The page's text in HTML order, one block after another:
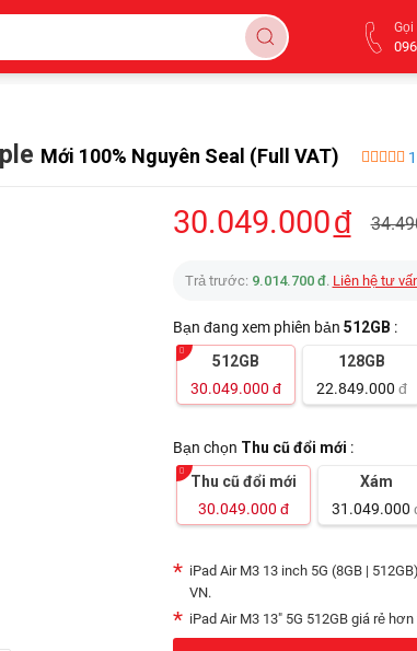
Mới 100% Nguyên Seal (Full VAT)
30.049.000đ
Trả trước: 9.014.700 đ. Liên hệ tư
Bạn đang xem phiên bản 512GB :
512GB
30.049.000 đ
128GB
22.849.000 đ
Bạn chọn Thu cũ đổi mới :
Thu cũ đổi mới
30.049.000 đ
Xám
31.049.000
iPad Air M3 13 inch 5G (8GB |
VN.
iPad Air M3 13" 5G 512GB giá rẻ